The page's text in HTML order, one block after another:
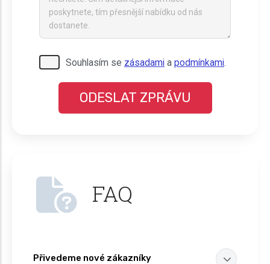
Pro odeslání musite odsouhlasit naše
podmínky.
Souhlasím se zásadami a podmínkami.
FAQ
Přivedeme nové zákazníky